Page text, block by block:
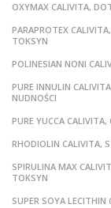
OXYMAX CALIVITA,
PARAPROTEX
TOKSYN
POLINESIAN NONI
PURE INNULIN
NUDNOŚCI
PURE YUCCA
RHODIOLIN CALIVITA,
SPIRULINA MAX
TOKSYN
SUPER SOYA